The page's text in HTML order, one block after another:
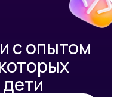
с опытом